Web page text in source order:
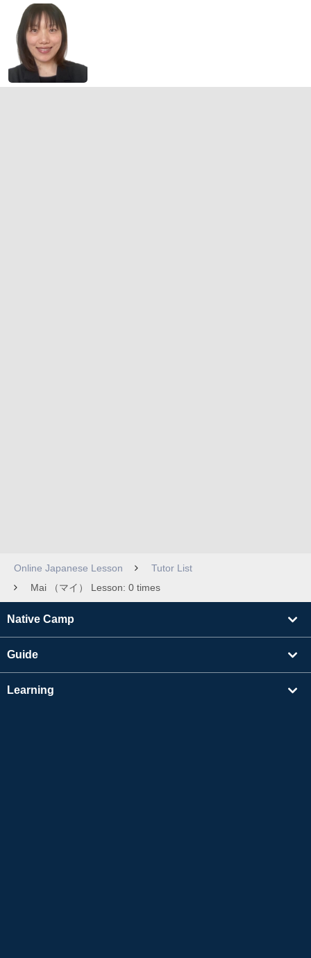
Online Japanese Lesson
Tutor List
Mai （マイ） Lesson: 0 times
Native Camp
Guide
Learning